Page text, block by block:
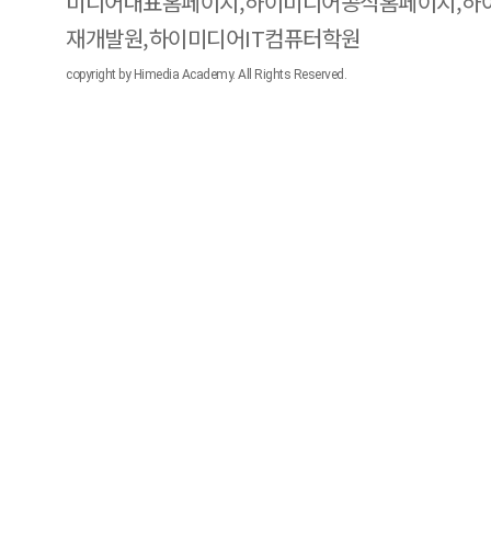
재개발원,하이미디어IT컴퓨터학원
copyright by Himedia Academy. All Rights Reserved.